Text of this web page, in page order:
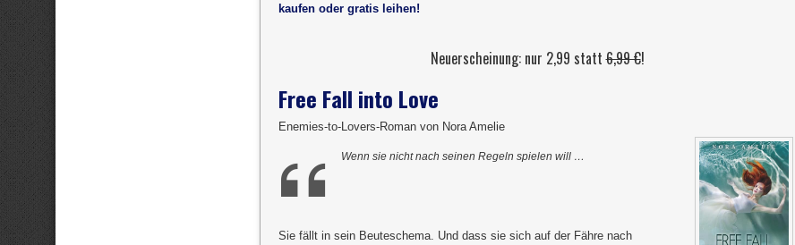
kaufen oder gratis leihen!
Neuerscheinung: nur 2,99 statt6,99 €!
Free Fall into Love
Enemies-to-Lovers-Roman von Nora Amelie
Wenn sie nicht nach seinen Regeln spielen will …
Sie fällt in sein Beuteschema. Und dass sie sich auf der Fähre nach